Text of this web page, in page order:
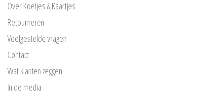
Over Koetjes & Kaartjes
Retourneren
Veelgestelde vragen
Contact
Wat klanten zeggen
In de media